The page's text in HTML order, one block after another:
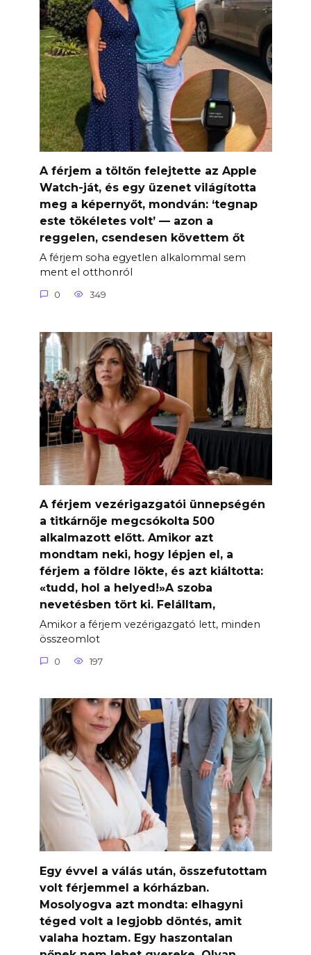
A férjem a töltőn felejtette az Apple
Watch-ját, és egy üzenet világította
meg a képernyőt, mondván: ‘tegnap
este tökéletes volt’ — azon a
reggelen, csendesen követtem őt
A férjem soha egyetlen alkalommal sem
ment el otthonról
0 349
A férjem vezérigazgatói ünnepségén
a titkárnője megcsókolta 500
alkalmazott előtt. Amikor azt
mondtam neki, hogy lépjen el, a
férjem a földre lökte, és azt kiáltotta:
«tudd, hol a helyed!»A szoba
nevetésben tört ki. Felálltam,
Amikor a férjem vezérigazgató lett, minden
összeomlot
0 197
Egy évvel a válás után, összefutottam
volt férjemmel a kórházban.
Mosolyogva azt mondta: elhagyni
téged volt a legjobb döntés, amit
valaha hoztam. Egy haszontalan